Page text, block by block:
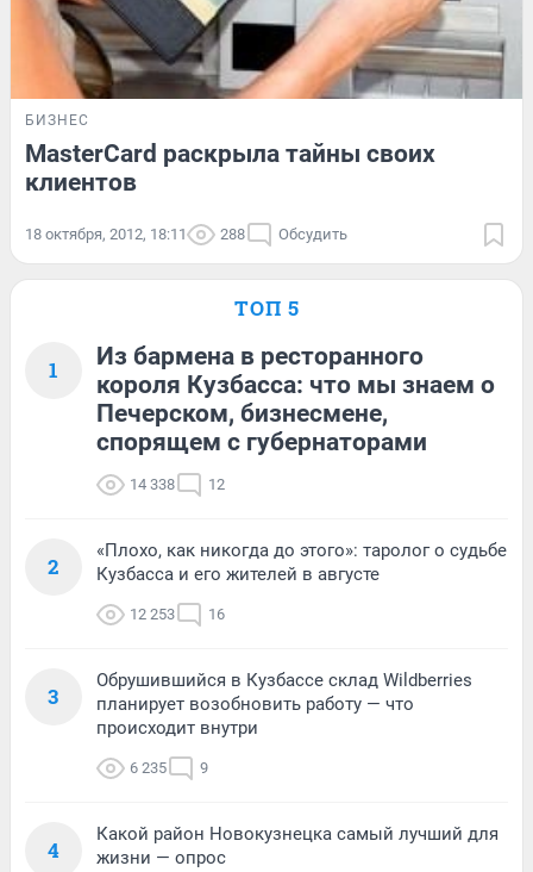
БИЗНЕС
MasterCard раскрыла тайны своих
клиентов
18 октября, 2012, 18:11 288 Обсудить
ТОП 5
1
Из бармена в ресторанного
короля Кузбасса: что мы знаем о
Печерском, бизнесмене,
спорящем с губернаторами
14 338 12
2
«Плохо, как никогда до этого»: таролог о судьбе
Кузбасса и его жителей в августе
12 253 16
3
Обрушившийся в Кузбассе склад Wildberries
планирует возобновить работу — что
происходит внутри
6 235 9
4
Какой район Новокузнецка самый лучший для
жизни — опрос